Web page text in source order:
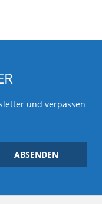
und verpassen
ABSENDEN